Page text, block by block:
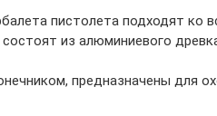
пистолета подходят ко
из алюминиевого
предназначены для